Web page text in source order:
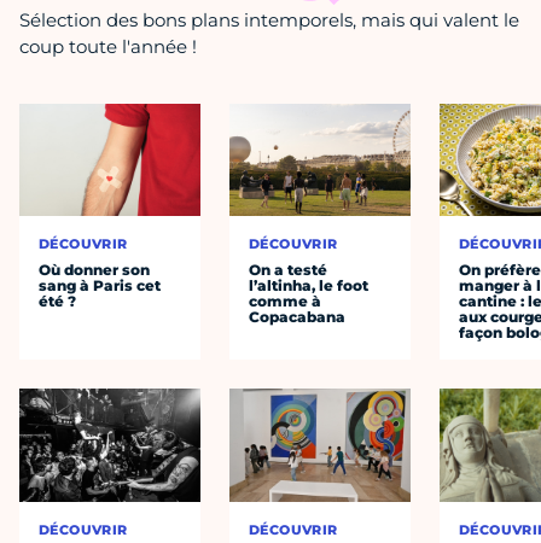
Sélection des bons plans intemporels, mais qui valent le
coup toute l'année !
DÉCOUVRIR
Où donner son
sang à Paris cet
été ?
DÉCOUVRIR
DÉCOUVRIR
On a testé
l’altinha, le foot
comme à
Copacabana
DÉCOUVRIR
On préfère
manger à
cantine :
aux
façon